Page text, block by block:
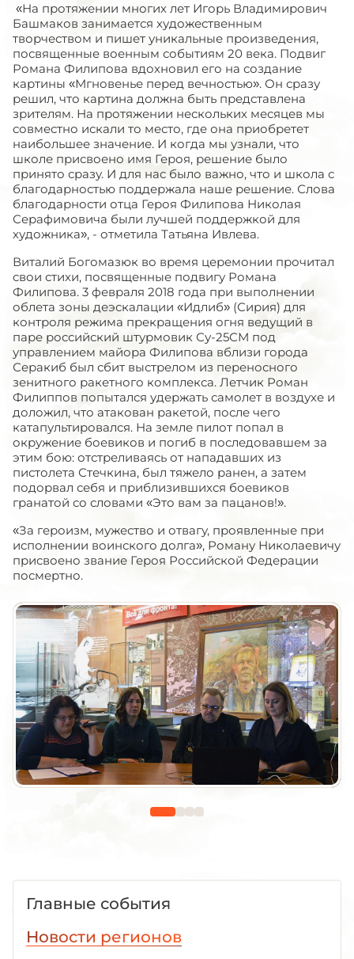
«На протяжении многих лет Игорь Владимирович
Башмаков занимается художественным
творчеством и пишет уникальные произведения,
посвященные военным событиям 20 века. Подвиг
Романа Филипова вдохновил его на создание
картины «Мгновенье перед вечностью». Он сразу
решил, что картина должна быть представлена
зрителям. На протяжении нескольких месяцев мы
совместно искали то место, где она приобретет
наибольшее значение. И когда мы узнали, что
школе присвоено имя Героя, решение было
принято сразу. И для нас было важно, что и школа с
благодарностью поддержала наше решение. Слова
благодарности отца Героя Филипова Николая
Серафимовича были лучшей поддержкой для
художника», - отметила Татьяна Ивлева.
Виталий Богомазюк во время церемонии прочитал
свои стихи, посвященные подвигу Романа
Филипова. 3 февраля 2018 года при выполнении
облета зоны деэскалации «Идлиб» (Сирия) для
контроля режима прекращения огня ведущий в
паре российский штурмовик Су-25СМ под
управлением майора Филипова вблизи города
Серакиб был сбит выстрелом из переносного
зенитного ракетного комплекса. Летчик Роман
Филиппов попытался удержать самолет в воздухе и
доложил, что атакован ракетой, после чего
катапультировался. На земле пилот попал в
окружение боевиков и погиб в последовавшем за
этим бою: отстреливаясь от нападавших из
пистолета Стечкина, был тяжело ранен, а затем
подорвал себя и приблизившихся боевиков
гранатой со словами «Это вам за пацанов!».
«За героизм, мужество и отвагу, проявленные при
исполнении воинского долга», Роману Николаевичу
присвоено звание Героя Российской Федерации
посмертно.
Главные события
Новости регионов